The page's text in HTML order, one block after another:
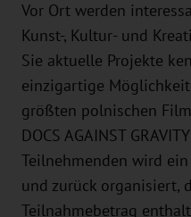
Vor Ort werden
Kunst-, Kultur- und
Sie aktuelle Projekte
einzigartige
größten polnischen
DOCS AGAINST
Teilnehmenden wird
und zurück organisiert,
Teilnahmebetrag